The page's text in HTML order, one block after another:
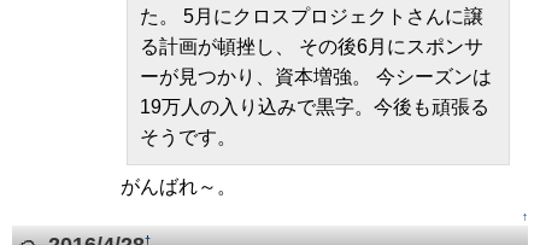
た。 5月にクロスプロジェクトさんに譲
る計画が頓挫し、 その後6月にスポンサ
ーが見つかり、資本増強。 今シーズンは
19万人の入り込みで黒字。今後も頑張る
そうです。
がんばれ～。
↑
†